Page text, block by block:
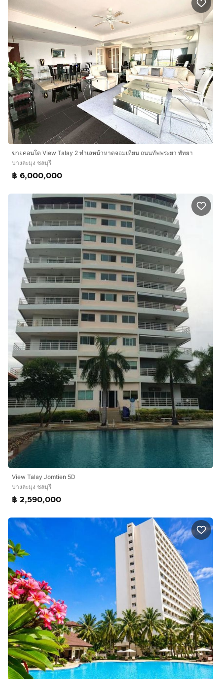
ขายคอนโด View Talay 2 ทำเลหน้าหาดจอมเทียน ถนนทัพพระยา พัทยา
บางละมุง ชลบุรี
฿ 6,000,000
View​ Talay​ Jomtien​ 5D
บางละมุง ชลบุรี
฿ 2,590,000